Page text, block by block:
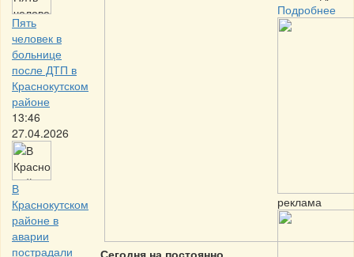
Пять
человек в
больнице
после ДТП в
Краснокутском
районе
13:46
27.04.2026
В
Краснокутском
районе в
аварии
пострадали
Подробнее
реклама